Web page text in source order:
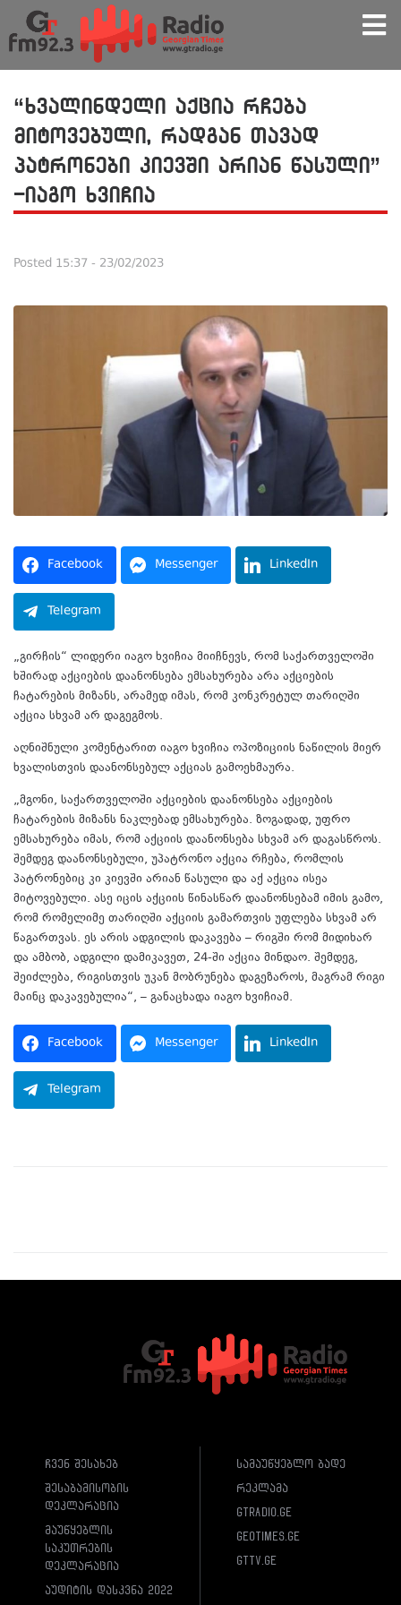
“ხვალინდელი აქცია რჩება
მიტოვებული, რადგან თავად
პატრონები კიევში არიან წასული”
-იაგო ხვიჩია
Posted 15:37 - 23/02/2023
Facebook Messenger LinkedIn
Telegram
„გირჩის“ ლიდერი იაგო ხვიჩია მიიჩნევს, რომ საქართველოში
ხშირად აქციების დაანონსება ემსახურება არა აქციების
ჩატარების მიზანს, არამედ იმას, რომ კონკრეტულ თარიღში
აქცია სხვამ არ დაგეგმოს.
აღნიშნული კომენტარით იაგო ხვიჩია ოპოზიციის ნაწილის მიერ
ხვალისთვის დაანონსებულ აქციას გამოეხმაურა.
„მგონი, საქართველოში აქციების დაანონსება აქციების
ჩატარების მიზანს ნაკლებად ემსახურება. ზოგადად, უფრო
ემსახურება იმას, რომ აქციის დაანონსება სხვამ არ დაგასწროს.
შემდეგ დაანონსებული, უპატრონო აქცია რჩება, რომლის
პატრონებიც კი კიევში არიან წასული და აქ აქცია ისეა
მიტოვებული. ასე იცის აქციის წინასწარ დაანონსებამ იმის გამო,
რომ რომელიმე თარიღში აქციის გამართვის უფლება სხვამ არ
წაგართვას. ეს არის ადგილის დაკავება – რიგში რომ მიდიხარ
და ამბობ, ადგილი დამიკავეთ, 24-ში აქცია მინდაო. შემდეგ,
შეიძლება, რიგისთვის უკან მობრუნება დაგეზაროს, მაგრამ რიგი
მაინც დაკავებულია“, – განაცხადა იაგო ხვიჩიამ.
Facebook Messenger LinkedIn
Telegram
ჩვენ შესახებ
შესაბამისობის
დეკლარაცია
მაუწყებლის
საკუთრების
დეკლარაცია
აუდიტის დასკვნა 2022
სამაუწყებლო ბადე
რეკლამა
gtradio.ge
geotimes.ge
gttv.ge